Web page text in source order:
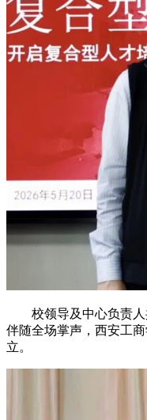
校领导及中心负责人
伴随全场掌声，西安工
立。